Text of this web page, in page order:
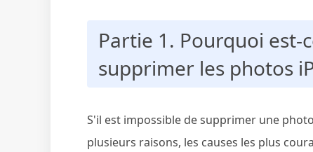
Partie 1. Pourquoi est-
supprimer les photos
S'il est impossible de supprimer une
plusieurs raisons, les causes les plus